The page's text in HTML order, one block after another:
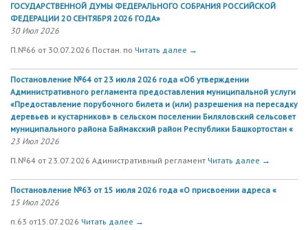
ГОСУДАРСТВЕННОЙ ДУМЫ ФЕДЕРАЛЬНОГО СОБРАНИЯ РОССИЙСКОЙ
ФЕДЕРАЦИИ 20 СЕНТЯБРЯ 2026 ГОДА»
30 Июл 2026
П.№66 от 30.07.2026 Постан. по Читать далее →
Постановление №64 от 23 июля 2026 года «Об утверждении
Административного регламента предоставления муниципальной услуги
«Предоставление порубочного билета и (или) разрешения на пересадку
деревьев и кустарников» в сельском поселении Биляловский сельсовет
муниципального района Баймакский район Республики Башкортостан «
23 Июл 2026
П.№64 от 23.07.2026 Адинистративный регламент Читать далее →
Постановление №63 от 15 июля 2026 года «О присвоении адреса «
15 Июл 2026
п.63 от15.07.2026 Читать далее →